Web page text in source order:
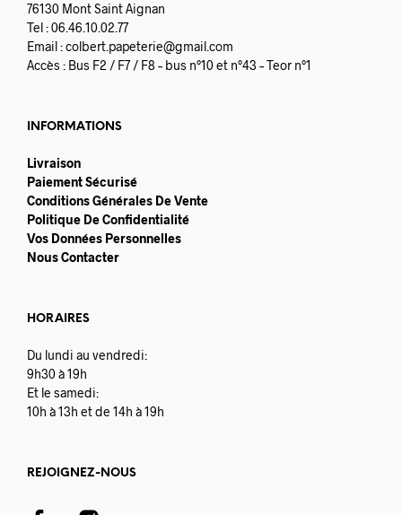
76130 Mont Saint Aignan
Tel : 06.46.10.02.77
Email :colbert.papeterie@gmail.com
Accès : Bus F2 / F7 / F8 – bus n°10 et n°43 – Teor n°1
INFORMATIONS
Livraison
Paiement Sécurisé
Conditions Générales De Vente
Politique De Confidentialité
Vos Données Personnelles
Nous Contacter
HORAIRES
Du lundi au vendredi:
9h30 à 19h
Et le samedi:
10h à 13h et de 14h à 19h
REJOIGNEZ-NOUS